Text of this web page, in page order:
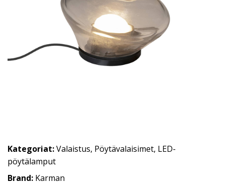
Kategoriat:Valaistus, Pöytävalaisimet, LED-
pöytälamput
Brand: Karman